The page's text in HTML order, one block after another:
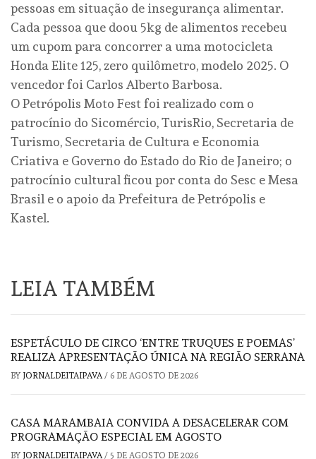
pessoas em situação de insegurança alimentar.
Cada pessoa que doou 5kg de alimentos recebeu
um cupom para concorrer a uma motocicleta
Honda Elite 125, zero quilômetro, modelo 2025. O
vencedor foi Carlos Alberto Barbosa.
O Petrópolis Moto Fest foi realizado com o
patrocínio do Sicomércio, TurisRio, Secretaria de
Turismo, Secretaria de Cultura e Economia
Criativa e Governo do Estado do Rio de Janeiro; o
patrocínio cultural ficou por conta do Sesc e Mesa
Brasil e o apoio da Prefeitura de Petrópolis e
Kastel.
LEIA TAMBÉM
ESPETÁCULO DE CIRCO ‘ENTRE TRUQUES E POEMAS’
REALIZA APRESENTAÇÃO ÚNICA NA REGIÃO SERRANA
BY JORNALDEITAIPAVA/ 6 DE AGOSTO DE 2026
CASA MARAMBAIA CONVIDA A DESACELERAR COM
PROGRAMAÇÃO ESPECIAL EM AGOSTO
BY JORNALDEITAIPAVA/ 5 DE AGOSTO DE 2026